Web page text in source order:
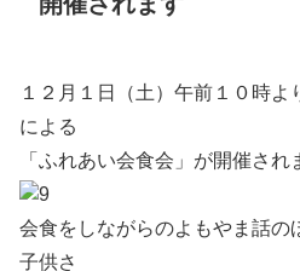
１２月１日（土）午前１０時
による
「ふれあい会食会」が開催され
会食をしながらのよもやま話の
子供さ